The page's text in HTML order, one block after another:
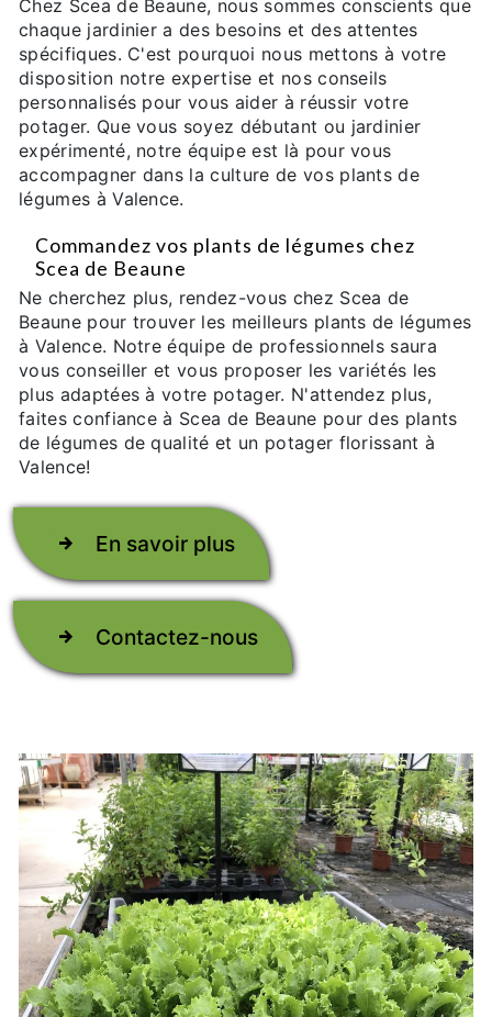
Chez Scea de Beaune, nous sommes conscients que
chaque jardinier a des besoins et des attentes
spécifiques. C'est pourquoi nous mettons à votre
disposition notre expertise et nos conseils
personnalisés pour vous aider à réussir votre
potager. Que vous soyez débutant ou jardinier
expérimenté, notre équipe est là pour vous
accompagner dans la culture de vos plants de
légumes à Valence.
Commandez vos plants de légumes chez
Scea de Beaune
Ne cherchez plus, rendez-vous chez Scea de
Beaune pour trouver les meilleurs plants de légumes
à Valence. Notre équipe de professionnels saura
vous conseiller et vous proposer les variétés les
plus adaptées à votre potager. N'attendez plus,
faites confiance à Scea de Beaune pour des plants
de légumes de qualité et un potager florissant à
Valence!
En savoir plus
Contactez-nous